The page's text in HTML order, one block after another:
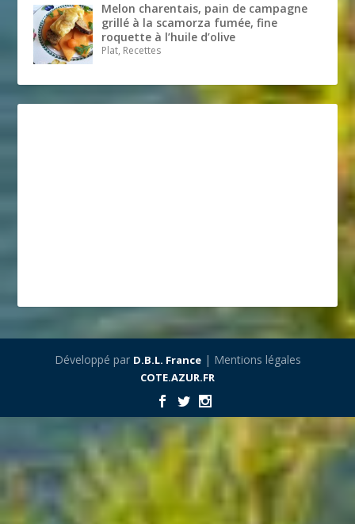
Melon charentais, pain de campagne
grillé à la scamorza fumée, fine
roquette à l’huile d’olive
Plat, Recettes
Développé par D.B.L. France| Mentions légales
COTE.AZUR.FR